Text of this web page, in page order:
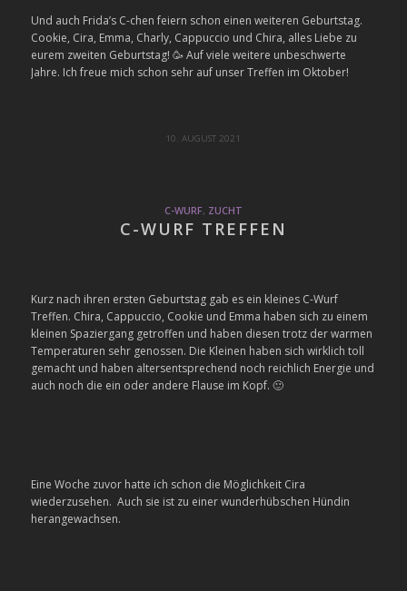
Und auch Frida’s C-chen feiern schon einen weiteren Geburtstag.
Cookie, Cira, Emma, Charly, Cappuccio und Chira, alles Liebe zu
eurem zweiten Geburtstag! 🥳 Auf viele weitere unbeschwerte
Jahre. Ich freue mich schon sehr auf unser Treffen im Oktober!
10. AUGUST 2021
C-WURF, ZUCHT
C-WURF TREFFEN
Kurz nach ihren ersten Geburtstag gab es ein kleines C-Wurf
Treffen. Chira, Cappuccio, Cookie und Emma haben sich zu einem
kleinen Spaziergang getroffen und haben diesen trotz der warmen
Temperaturen sehr genossen. Die Kleinen haben sich wirklich toll
gemacht und haben altersentsprechend noch reichlich Energie und
auch noch die ein oder andere Flause im Kopf. 🙂
Eine Woche zuvor hatte ich schon die Möglichkeit Cira
wiederzusehen. Auch sie ist zu einer wunderhübschen Hündin
herangewachsen.